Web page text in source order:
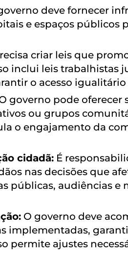
deve fornecer
e espaços públicos
criar leis que
inclui leis
o acesso igualitário
governo pode
ou grupos
o engajamento da
cidadã: É
nas decisões que
públicas, audiências e
O governo deve
implementadas,
permite ajustes